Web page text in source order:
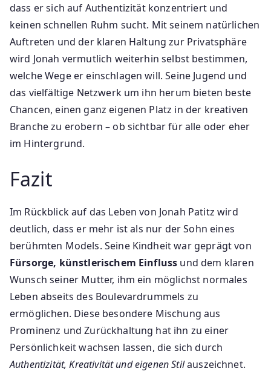
dass er sich auf Authentizität konzentriert und
keinen schnellen Ruhm sucht. Mit seinem natürlichen
Auftreten und der klaren Haltung zur Privatsphäre
wird Jonah vermutlich weiterhin selbst bestimmen,
welche Wege er einschlagen will. Seine Jugend und
das vielfältige Netzwerk um ihn herum bieten beste
Chancen, einen ganz eigenen Platz in der kreativen
Branche zu erobern – ob sichtbar für alle oder eher
im Hintergrund.
Fazit
Im Rückblick auf das Leben von Jonah Patitz wird
deutlich, dass er mehr ist als nur der Sohn eines
berühmten Models. Seine Kindheit war geprägt von
Fürsorge, künstlerischem Einfluss und dem klaren
Wunsch seiner Mutter, ihm ein möglichst normales
Leben abseits des Boulevardrummels zu
ermöglichen. Diese besondere Mischung aus
Prominenz und Zurückhaltung hat ihn zu einer
Persönlichkeit wachsen lassen, die sich durch
Authentizität, Kreativität und eigenen Stilauszeichnet.